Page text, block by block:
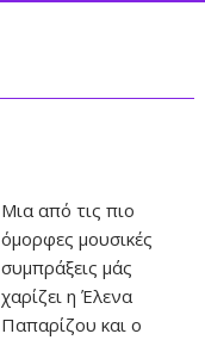
Μια από τις πιο
όμορφες μουσικές
συμπράξεις μάς
χαρίζει η Έλενα
Παπαρίζου και ο